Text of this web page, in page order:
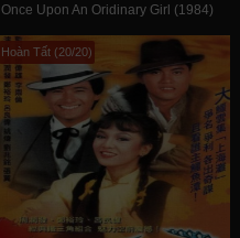
Once Upon An Oridinary Girl (1984)
Hoàn Tất (20/20)